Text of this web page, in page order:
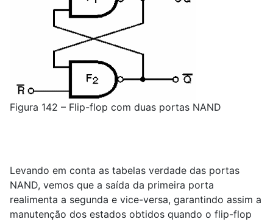
Figura 142 – Flip-flop com duas portas NAND
Levando em conta as tabelas verdade das portas
NAND, vemos que a saída da primeira porta
realimenta a segunda e vice-versa, garantindo assim a
manutenção dos estados obtidos quando o flip-flop